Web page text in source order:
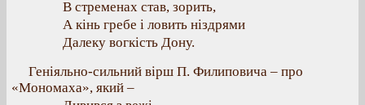
В стременах став, зорить,
А кінь гребе і ловить ніздрями
Далеку вогкість Дону.
Геніяльно-сильний вірш П. Филиповича – про
«Мономаха», який –